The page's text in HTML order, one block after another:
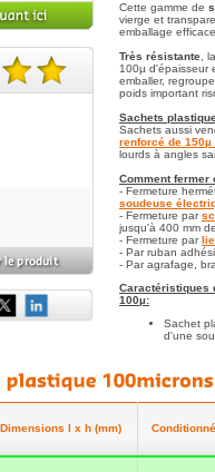
note(s).
Cette gamme de
vierge et
emballage
Très résistante ,
100µ d'épaisseur
emballer,
poids important
Sachets
Sachets aussi
renforcé de
lourds à angles
Comment
- Fermeture
soudeuse
- Fermeture par
jusqu'à 400 mm
- Fermeture par
- Par ruban
- Par agrafage,
Caractéristiques
100µ:
Sachet
d'une
lourdes.
Sachet
plastique
Sachet
Dimensions l x h (mm)